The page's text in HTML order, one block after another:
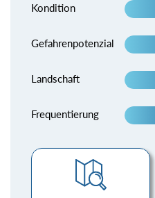
Kondition
Gefahrenpotenzial
Landschaft
Frequentierung